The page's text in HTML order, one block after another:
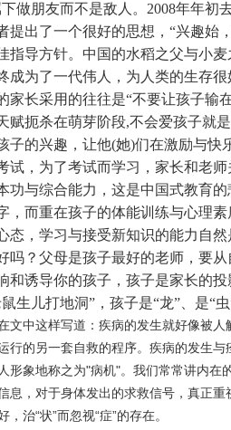
做朋友而不是敌人。 2008年年初
提出了一个很好的思想，“兴趣始
指导方针。中国的水稻之父与小
成为了一代伟人，为人类的生存
家长采用的往往是“不要让孩子输
赋扼杀在萌芽阶段,不会爱孩子就
子的兴趣，让他(她)们在激励与快
试，为了考试而学习， 家长和老师
功与综合能力，这是中国式教育
，而重在孩子的体能训练与心理
态，学习与接受新知识的能力自
吗？父母是孩子最好的老师，要
和诱导你的孩子，孩子是家长的
生儿打地洞”，孩子是“龙”、是“
文中这样写道：疾病的发生就好像被
行的另一套自救的程序。疾病的发生
形象地称之为"病机"。我们常常讲内在
息，对于身体发出的求救信号，真正
，治“状”而忽视“症”的存在。